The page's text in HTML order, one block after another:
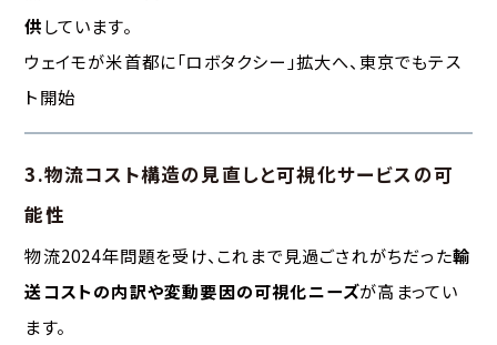
供しています。
ウェイモが米首都に「ロボタクシー」拡大へ、東京でもテス
ト開始
3.物流コスト構造の見直しと可視化サービスの可
能性
物流2024年問題を受け、これまで見過ごされがちだった輸
送コストの内訳や変動要因の可視化ニーズが高まってい
ます。